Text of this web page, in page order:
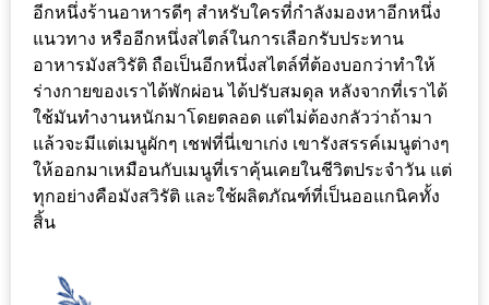
อ้วน
ชวน
หิว
เจ้าของ
ร้าน
แนะนำ
อีกหนึ่งร้านอาหารดีๆ สำหรับใครที่กำลังมองหาอีกหนึ่ง
แนวทาง หรืออีกหนึ่งสไตล์ในการเลือกรับประทาน
อาหารมังสวิรัติ ถือเป็นอีกหนึ่งสไตล์ที่ต้องบอกว่าทำให้
ร่างกายของเราได้พักผ่อน ได้ปรับสมดุล หลังจากที่เราได้
ใช้มันทำงานหนักมาโดยตลอด แต่ไม่ต้องกลัวว่าถ้ามา
แล้วจะมีแต่เมนูผักๆ เชฟที่นี่เขาเก่ง เขารังสรรค์เมนูต่างๆ
ให้ออกมาเหมือนกับเมนูที่เราคุ้นเคยในชีวิตประจำวัน แต่
ทุกอย่างคือมังสวิรัติ และใช้ผลิตภัณฑ์ที่เป็นออแกนิคทั้ง
สิ้น